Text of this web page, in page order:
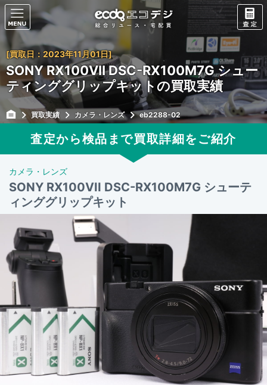
[買取日：2023年11月01日]
SONY RX100VII DSC-RX100M7G シュー
ティンググリップキットの買取実績
買取実績 カメラ・レンズ eb2288-02
査定から検品まで買取詳細をご紹介
カメラ・レンズ
SONY RX100VII DSC-RX100M7G シューテ
ィンググリップキット